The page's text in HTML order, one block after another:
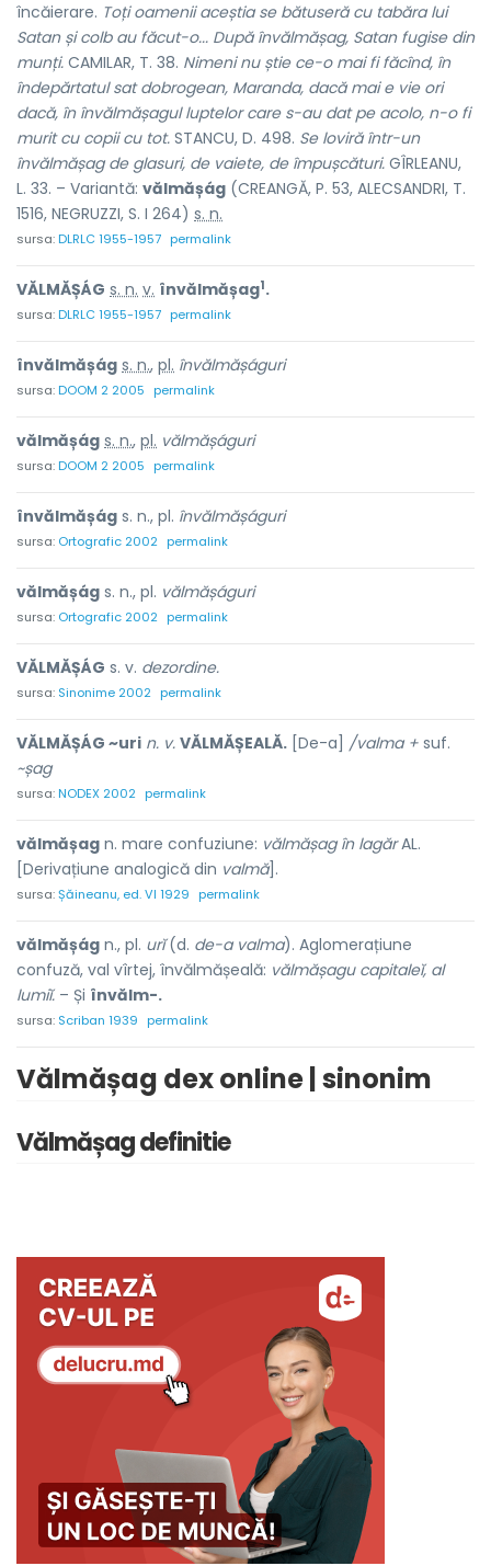
încăierare. Toți oamenii aceștia se bătuseră cu tabăra lui
Satan și colb au făcut-o... După învălmășag, Satan fugise din
munți. CAMILAR, T. 38. Nimeni nu știe ce-o mai fi făcînd, în
îndepărtatul sat dobrogean, Maranda, dacă mai e vie ori
dacă, în învălmășagul luptelor care s-au dat pe acolo, n-o fi
murit cu copii cu tot. STANCU, D. 498. Se loviră într-un
învălmășag de glasuri, de vaiete, de împușcături. GÎRLEANU,
L. 33. – Variantă: vălmășág (CREANGĂ, P. 53, ALECSANDRI, T.
1516, NEGRUZZI, S. I 264) s. n.
sursa:DLRLC 1955-1957 permalink
VĂLMĂȘÁG s. n. v. învălmășag1.
sursa:DLRLC 1955-1957 permalink
învălmășág s. n., pl. învălmășáguri
sursa:DOOM 2 2005 permalink
vălmășág s. n., pl. vălmășáguri
sursa:DOOM 2 2005 permalink
învălmășág s. n., pl. învălmășáguri
sursa: Ortografic 2002 permalink
vălmășág s. n., pl. vălmășáguri
sursa: Ortografic 2002 permalink
VĂLMĂȘÁG s. v. dezordine.
sursa: Sinonime 2002 permalink
VĂLMĂȘÁG ~uri n. v. VĂLMĂȘEALĂ. [De-a] /valma + suf.
~șag
sursa:NODEX 2002 permalink
vălmășag n. mare confuziune: vălmășag în lagărAL.
[Derivațiune analogică din valmă].
sursa:Șăineanu, ed. VI 1929 permalink
vălmășág n., pl. urĭ(d. de-a valma). Aglomerațiune
confuză, val vîrtej, învălmășeală: vălmășagu capitaleĭ, al
lumiĭ. – Și învălm-.
sursa: Scriban 1939 permalink
Vălmășag dex online | sinonim
Vălmășag definitie